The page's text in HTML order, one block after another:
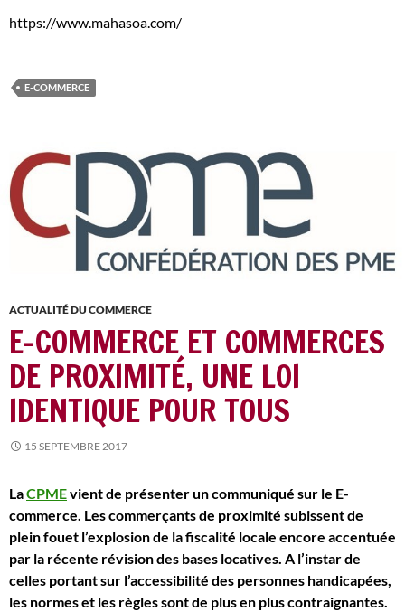
https://www.mahasoa.com/
E-COMMERCE
ACTUALITÉ DU COMMERCE
E-COMMERCE ET COMMERCES
DE PROXIMITÉ, UNE LOI
IDENTIQUE POUR TOUS
15 SEPTEMBRE 2017
LaCPMEvient de présenter un communiqué sur le E-
commerce. Les commerçants de proximité subissent de
plein fouet l’explosion de la fiscalité locale encore accentuée
par la récente révision des bases locatives. A l’instar de
celles portant sur l’accessibilité des personnes handicapées,
les normes et les règles sont de plus en plus contraignantes.